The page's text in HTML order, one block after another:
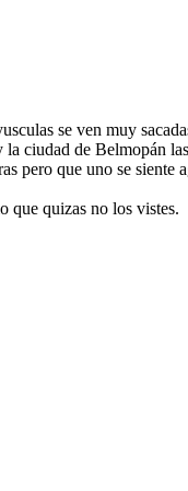
se ven muy
ciudad de Belmopán
pero que uno se
que quizas no los vistes.